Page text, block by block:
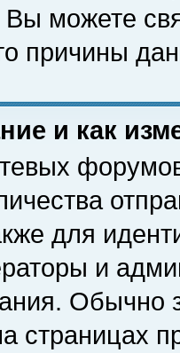
можете
причины
и как
для
и
Обычно
страницах